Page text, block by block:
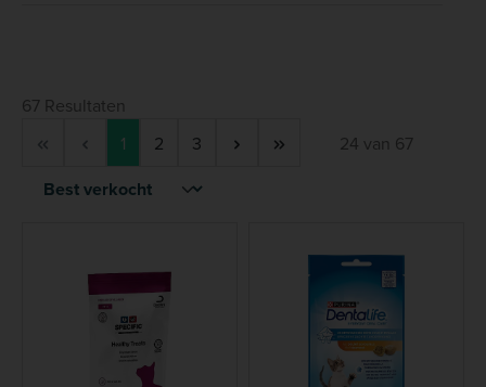
67 Resultaten
Pagina
1 Pagina
2 Pagina
3 24 van 67